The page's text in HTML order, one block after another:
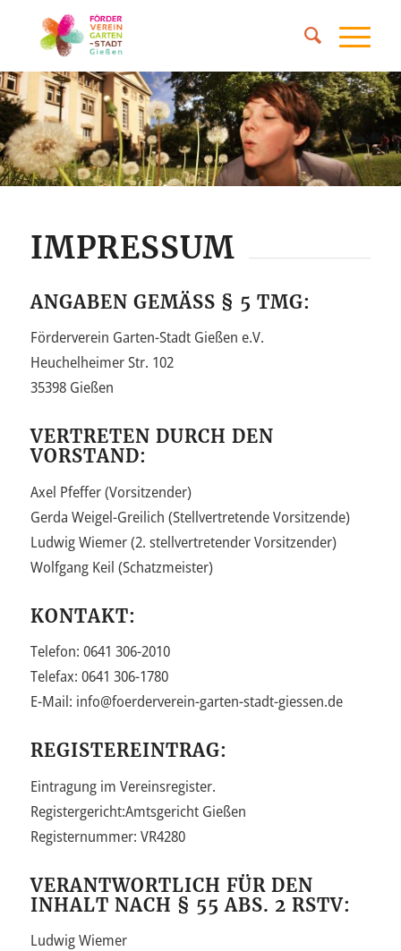
IMPRESSUM
ANGABEN GEMÄSS § 5 TMG:
Förderverein Garten-Stadt Gießen e.V.
Heuchelheimer Str. 102
35398 Gießen
VERTRETEN DURCH DEN
VORSTAND:
Axel Pfeffer (Vorsitzender)
Gerda Weigel-Greilich (Stellvertretende Vorsitzende)
Ludwig Wiemer (2. stellvertretender Vorsitzender)
Wolfgang Keil (Schatzmeister)
KONTAKT:
Telefon: 0641 306-2010
Telefax: 0641 306-1780
E-Mail: info@foerderverein-garten-stadt-giessen.de
REGISTEREINTRAG:
Eintragung im Vereinsregister.
Registergericht:Amtsgericht Gießen
Registernummer: VR4280
VERANTWORTLICH FÜR DEN
INHALT NACH § 55 ABS. 2 RSTV:
Ludwig Wiemer